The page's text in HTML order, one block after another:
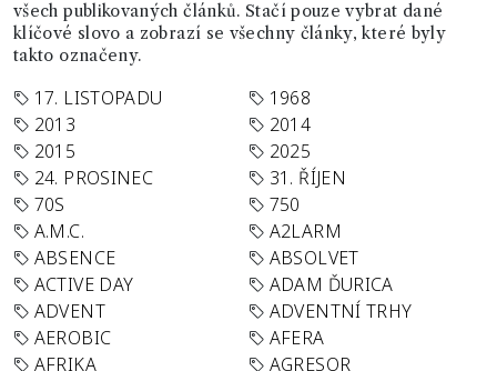
všech publikovaných článků. Stačí pouze vybrat dané
klíčové slovo a zobrazí se všechny články, které byly
takto označeny.
17. LISTOPADU
1968
2013
2014
2015
2025
24. PROSINEC
31. ŘÍJEN
70S
750
A.M.C.
A2LARM
ABSENCE
ABSOLVET
ACTIVE DAY
ADAM ĎURICA
ADVENT
ADVENTNÍ TRHY
AEROBIC
AFERA
AFRIKA
AGRESOR